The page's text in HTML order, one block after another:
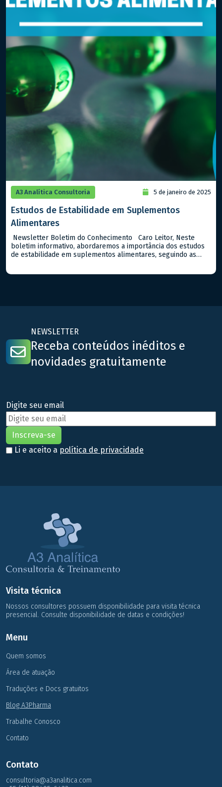
A3 Analítica Consultoria 5 de janeiro de 2025
Estudos de Estabilidade em Suplementos
Alimentares
Newsletter Boletim do Conhecimento Caro Leitor, Neste
boletim informativo, abordaremos a importância dos estudos
de estabilidade em suplementos alimentares, seguindo as
NEWSLETTER
Receba conteúdos inéditos e
novidades gratuitamente
Digite seu email
Li e aceito a política de privacidade
Visita técnica
Nossos consultores possuem disponibilidade para visita técnica
presencial. Consulte disponibilidade de datas e condições!
Menu
Quem somos
Área de atuação
Traduções e Docs gratuitos
Blog A3Pharma
Trabalhe Conosco
Contato
Contato
consultoria@a3analitica.com